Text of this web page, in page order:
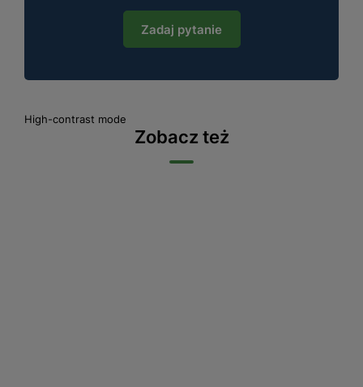
Zadaj pytanie
High-contrast mode
Zobacz też